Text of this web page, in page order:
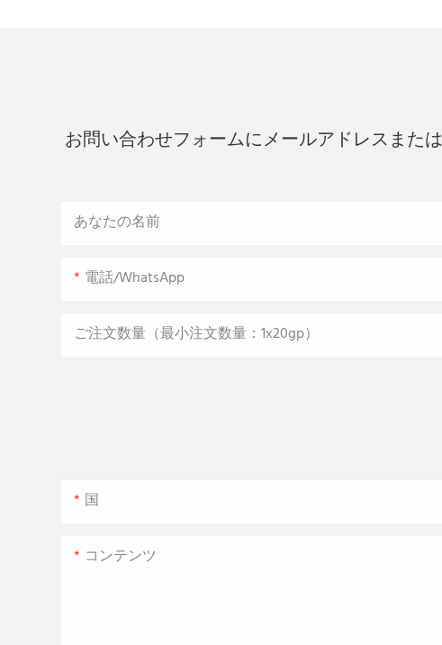
お問い合わせフォームにメールアドレスまた
あなたの名前
電話/WhatsApp
ご注文数量（最小注文数量：1x20gp）
国
コンテンツ